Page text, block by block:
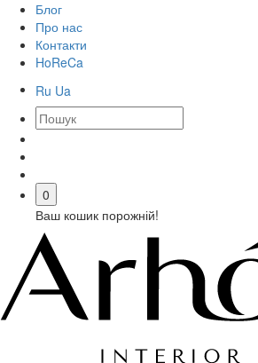
Блог
Про нас
Контакти
HoReCa
Ru Ua
0
Ваш кошик порожній!